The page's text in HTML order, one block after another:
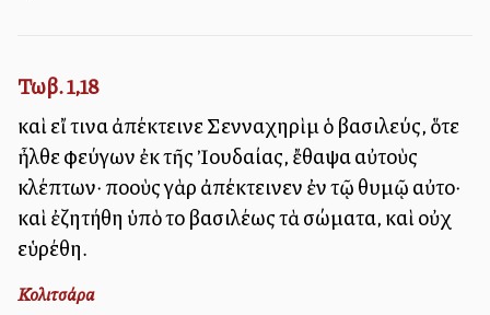
Τωβ. 1,18
καὶ εἴ τινα ἀπέκτεινε Σενναχηρὶμ ὁ βασιλεύς, ὅτε
ἦλθε φεύγων ἐκ τῆς Ἰουδαίας, ἔθαψα αὐτοὺς
κλέπτων· πολλοὺς γὰρ ἀπέκτεινεν ἐν τῷ θυμῷ αὐτοῦ·
καὶ ἐζητήθη ὑπὸ τοῦ βασιλέως τὰ σώματα, καὶ οὐχ
εὑρέθη.
Κολιτσάρα